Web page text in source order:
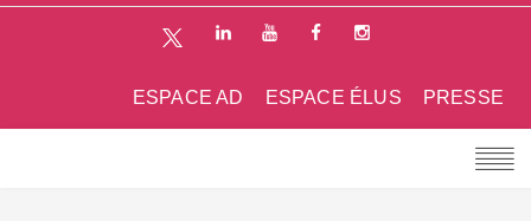
PRESSE
ESPACE ÉLUS
ESPACE AD